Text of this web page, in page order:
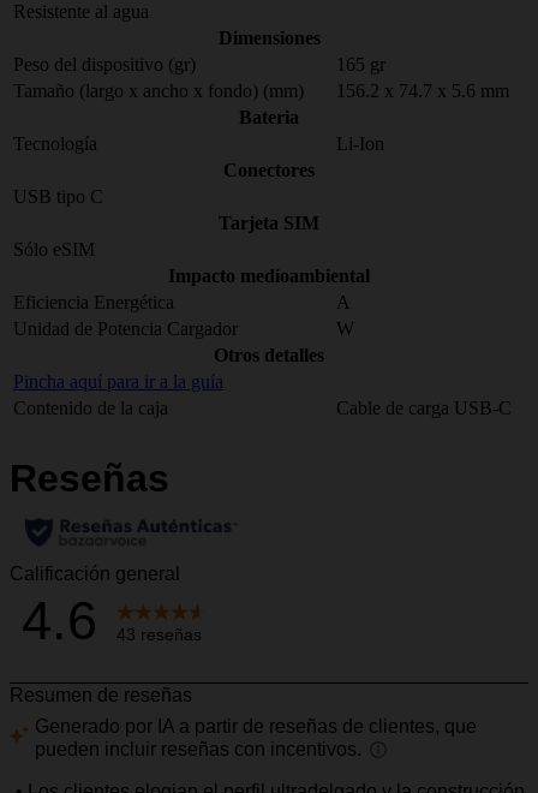
Resistente al agua
Dimensiones
Peso del dispositivo (gr)
165 gr
Tamaño (largo x ancho x fondo) (mm)
156.2 x 74.7 x 5.6 mm
Bateria
Tecnología
Li-Ion
Conectores
USB tipo C
Tarjeta SIM
Sólo eSIM
Impacto medioambiental
Eficiencia Energética
A
Unidad de Potencia Cargador
W
Otros detalles
Pincha aquí para ir a la guía
Contenido de la caja
Cable de carga USB-C